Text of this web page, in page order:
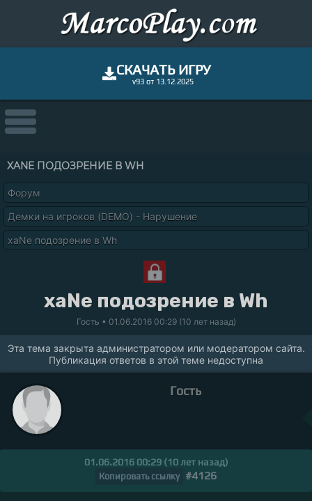
СКАЧАТЬ ИГРУ
v93 от 13.12.2025
XANE ПОДОЗРЕНИЕ В WH
Форум
Демки на игроков (DEMO) - Нарушение
xaNe подозрение в Wh
xaNe подозрение в Wh
Гость • 01.06.2016 00:29 (10 лет назад)
Эта тема закрыта администратором или модератором сайта.
Публикация ответов в этой теме недоступна
Гость
01.06.2016 00:29 (10 лет назад)
Копировать ссылку #4126